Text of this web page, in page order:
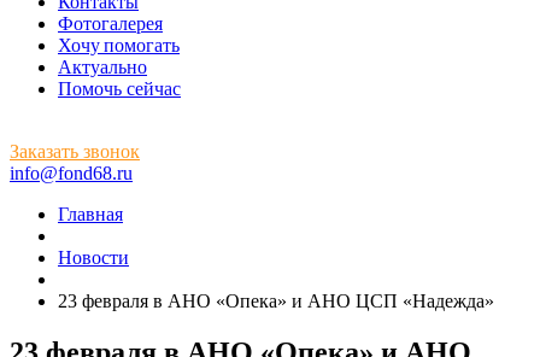
Фотогалерея
Хочу помогать
Актуально
Помочь сейчас
Заказать звонок
info@fond68.ru
Главная
Новости
23 февраля в АНО «Опека» и АНО ЦСП «Надежда»